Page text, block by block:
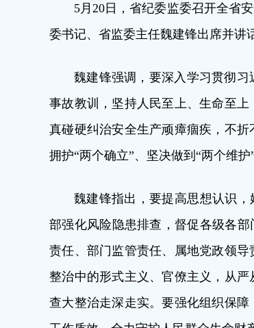
5月20日，省纪委监委召开全省
委书记、省监委主任魏建锋出席并讲
魏建锋强调，要深入学习贯彻
事故教训，坚持人民至上、生命至
真碰硬纠治安全生产顽瘴痼疾，不
拥护“两个确立”、坚决做到“两个维护”
魏建锋指出，要提高思想认识
部强化风险隐患排查，督促各级各
责任、部门监管责任、属地党政领
整治中的形式主义、官僚主义，从
查大整治走深走实。要强化组织保